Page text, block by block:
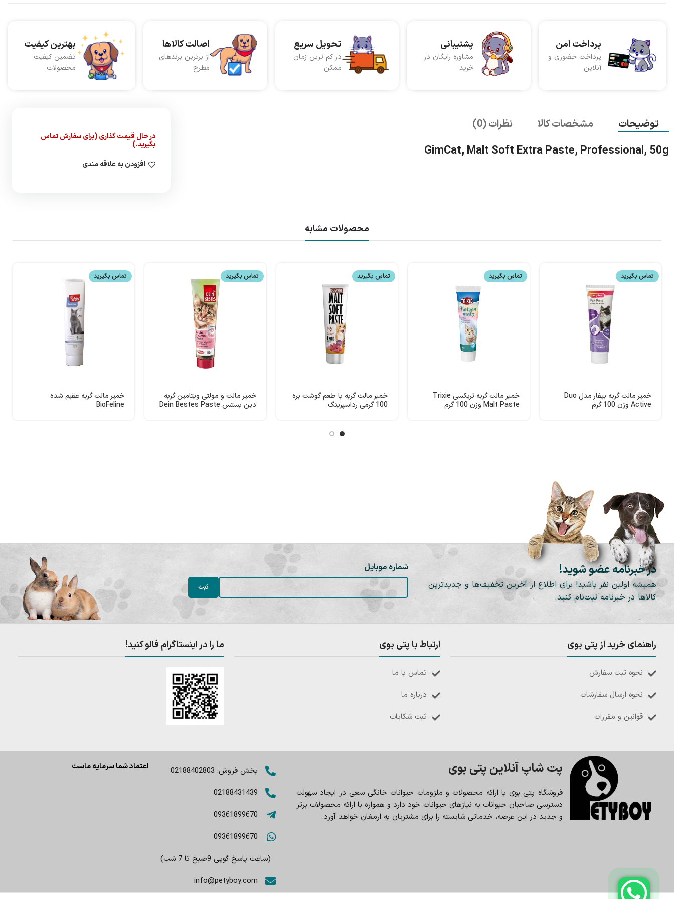
پرداخت امن
پرداخت حضوری و
آنلاین
پشتیبانی
مشاوره رایگان در
خرید
تحویل سریع
در کم ترین زمان
ممکن
اصالت کالاها
از برترین برندهای
مطرح
بهترین کیفیت
تضمین کیفیت
محصولات
توضیحات مشخصات کالا نظرات (0)
GimCat, Malt Soft Extra Paste, Professional, 50g
در حال قیمت گذاری (برای سفارش تماس
بگیرید.)
افزودن به علاقه مندی
محصولات مشابه
تماس بگیرید
خمیر مالت گربه بیفار مدل Duo
Active وزن 100 گرم
تماس بگیرید
خمیر مالت گربه تریکسی Trixie
Malt Paste وزن 100 گرم
تماس بگیرید
خمیر مالت گربه با طعم گوشت بره
100 گرمی رداسپرینگ
تماس بگیرید
خمیر مالت و مولتی ویتامین گربه
دین بستس Dein Bestes Paste
تماس بگیرید
خمیر مالت گربه عقیم شده
BioFeline
در خبرنامه عضو شوید!
همیشه اولین نفر باشید! برای اطلاع از آخرین تخفیف‌ها و جدیدترین
کالاها در خبرنامه ثبت‌نام کنید.
شماره موبایل
راهنمای خرید از پتی بوی
نحوه ثبت سفارش
نحوه ارسال سفارشات
قوانین و مقررات
ارتباط با پتی بوی
تماس با ما
درباره ما
ثبت شکایات
ما را در اینستاگرام فالو کنید!
پت شاپ آنلاین پتی بوی
فروشگاه پتی بوی با ارائه محصولات و ملزومات حیوانات خانگی سعی در ایجاد سهولت
دسترسی صاحبان حیوانات به نیازهای حیوانات خود دارد و همواره با ارائه محصولات برتر
و جدید در این عرصه، خدماتی شایسته را برای مشتریان به ارمغان خواهد آورد.
بخش فروش: 02188402803
02188431439
09361899670
09361899670
(ساعت پاسخ گویی 9صبح تا 7 شب)
info@petyboy.com
اعتماد شما سرمایه ماست